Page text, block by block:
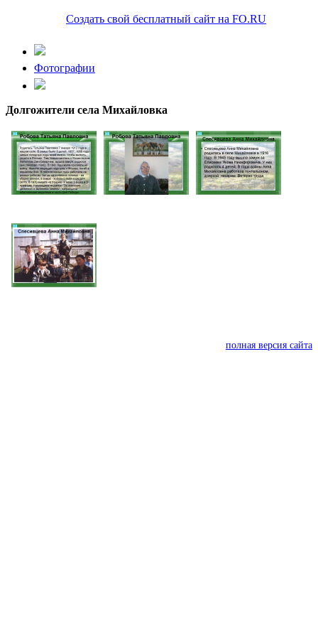
Создать свой бесплатный сайт на FO.RU
Фотографии
Долгожители села Михайловка
полная версия сайта